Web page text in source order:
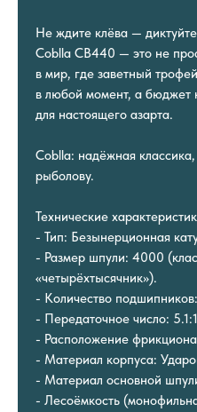
Не ждите клёва —
Coblla CB440 — это не
в мир, где заветный
в любой момент, а бюджет
для настоящего азарта.
Coblla: надёжная
рыболову.
Технические
- Тип: Безынерционная
- Размер шпули: 4000
«четырёхтысячник»).
- Количество
- Передаточное число: 5.1:1
- Расположение
- Материал корпуса:
- Материал основной
- Лесоёмкость